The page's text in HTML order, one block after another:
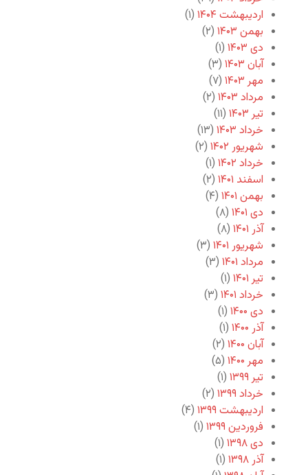
اردیبهشت ۱۴۰۴
(۱)
بهمن ۱۴۰۳
(۲)
دی ۱۴۰۳
(۱)
آبان ۱۴۰۳
(۳)
مهر ۱۴۰۳
(۷)
مرداد ۱۴۰۳
(۲)
تیر ۱۴۰۳
(۱۱)
خرداد ۱۴۰۳
(۱۳)
شهریور ۱۴۰۲
(۲)
خرداد ۱۴۰۲
(۱)
اسفند ۱۴۰۱
(۲)
بهمن ۱۴۰۱
(۴)
دی ۱۴۰۱
(۸)
آذر ۱۴۰۱
(۸)
شهریور ۱۴۰۱
(۳)
مرداد ۱۴۰۱
(۳)
تیر ۱۴۰۱
(۱)
خرداد ۱۴۰۱
(۳)
دی ۱۴۰۰
(۱)
آذر ۱۴۰۰
(۱)
آبان ۱۴۰۰
(۲)
مهر ۱۴۰۰
(۵)
تیر ۱۳۹۹
(۱)
خرداد ۱۳۹۹
(۲)
اردیبهشت ۱۳۹۹
(۴)
فروردین ۱۳۹۹
(۱)
دی ۱۳۹۸
(۱)
آذر ۱۳۹۸
(۱)